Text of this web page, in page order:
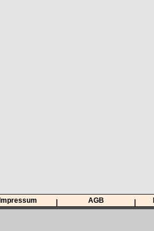
Impressum AGB